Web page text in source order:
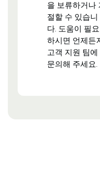
을 보류하거나
절할 수 있습니
다. 도움이 필요
하시면 언제든
고객 지원 팀에
문의해 주세요.